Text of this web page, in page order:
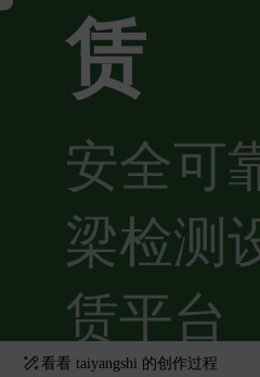
看看 taiyangshi 的创作过程